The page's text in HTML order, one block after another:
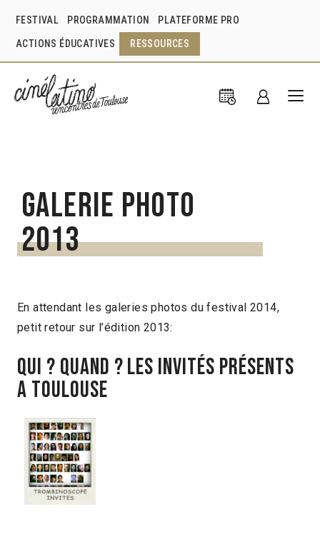
FESTIVAL PROGRAMMATION PLATEFORME PRO
ACTIONS ÉDUCATIVES RESSOURCES
Galerie photo
2013
En attendant les galeries photos du festival 2014,
petit retour sur l’édition 2013:
QUi ? Quand ? les invités présents
a toulouse